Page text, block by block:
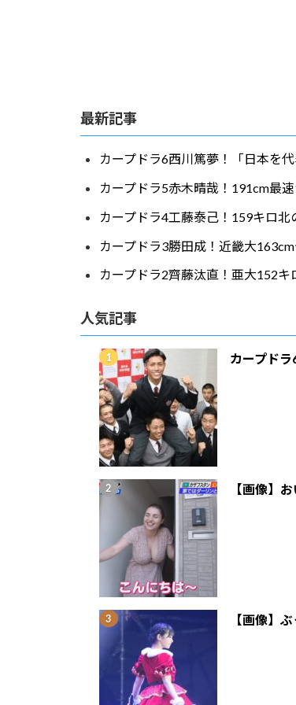
最新記事
カープドラ6西川篤夢！「日本を
カープドラ5赤木晴哉！191cm最
カープドラ4工藤泰己！159キロ北
カープドラ3勝田成！近畿大
カープドラ2齊藤汰直！亜大152キ
人気記事
カープド
【画像】
【画像】